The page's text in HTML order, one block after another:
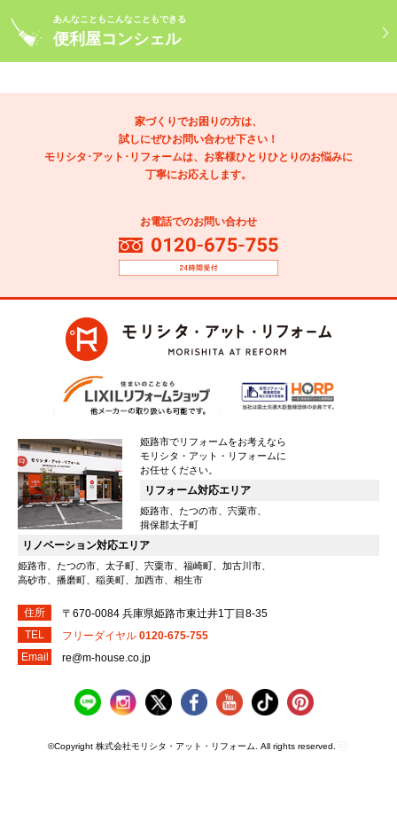
あんなこともこんなこともできる
便利屋コンシェル
家づくりでお困りの方は、
試しにぜひお問い合わせ下さい！
モリシタ･アット･リフォームは、お客様ひとりひとりのお悩みに
丁寧にお応えします。
お電話でのお問い合わせ
姫路市でリフォームをお考えなら
モリシタ・アット・リフォームに
お任せください。
リフォーム対応エリア
姫路市、たつの市、宍粟市、
揖保郡太子町
リノベーション対応エリア
姫路市、たつの市、太子町、宍粟市、福崎町、加古川市、
高砂市、播磨町、稲美町、加西市、相生市
住所
〒670-0084 兵庫県姫路市東辻井1丁目8-35
TEL
フリーダイヤル0120-675-755
Email
re@m-house.co.jp
©Copyright 株式会社モリシタ・アット・リフォーム. All rights reserved.